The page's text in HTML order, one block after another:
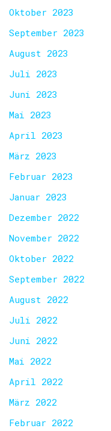
Oktober 2023
September 2023
August 2023
Juli 2023
Juni 2023
Mai 2023
April 2023
März 2023
Februar 2023
Januar 2023
Dezember 2022
November 2022
Oktober 2022
September 2022
August 2022
Juli 2022
Juni 2022
Mai 2022
April 2022
März 2022
Februar 2022